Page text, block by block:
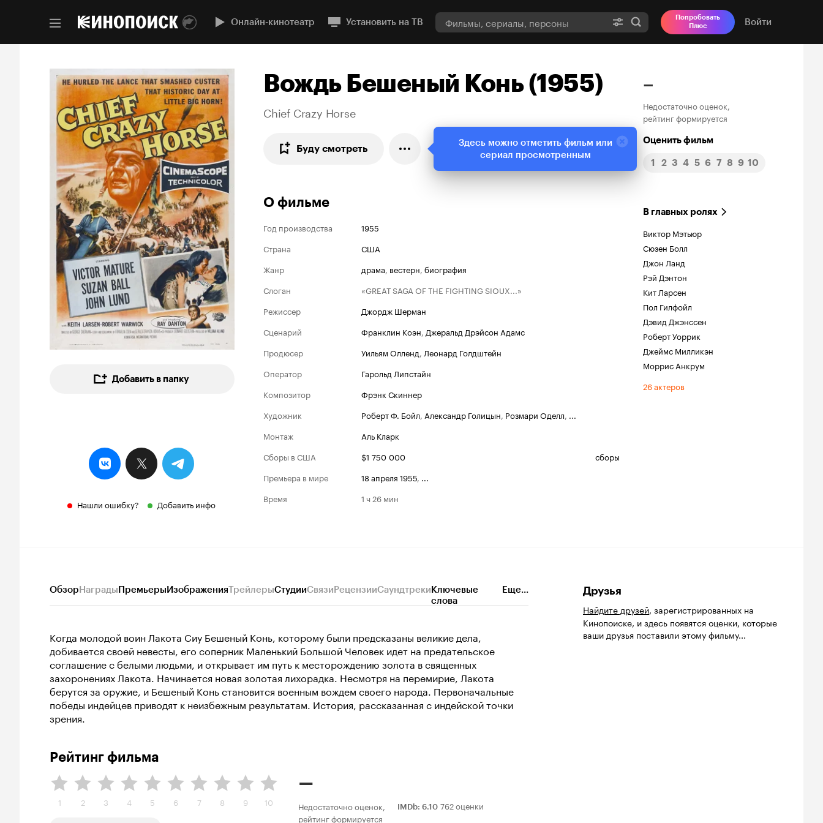
Онлайн-кинотеатр Установить на ТВ
Попробовать
Плюс
Войти
Добавить в папку
Нашли ошибку? Добавить инфо
Вождь Бешеный Конь (1955)
Chief Crazy Horse
Буду смотреть
–
Недостаточно оценок,
рейтинг формируется
Оценить фильм
1 2 3 4 5 6 7 8 9 10
О фильме
Год производства
1955
Страна
США
Жанр
драма, вестерн, биография
Слоган
«GREAT SAGA OF THE FIGHTING SIOUX...»
Режиссер
Джордж Шерман
Сценарий
Франклин Коэн, Джеральд Дрэйсон Адамс
Продюсер
Уильям Олленд, Леонард Голдштейн
Оператор
Гарольд Липстайн
Композитор
Фрэнк Скиннер
Художник
Роберт Ф. Бойл, Александр Голицын, Розмари Оделл, ...
Монтаж
Аль Кларк
Сборы в США
$1 750 000
сборы
Премьера в мире
18 апреля 1955, ...
Время
1 ч 26 мин
В главных ролях
Виктор Мэтьюр
Сюзен Болл
Джон Ланд
Рэй Дэнтон
Кит Ларсен
Пол Гилфойл
Дэвид Джэнссен
Роберт Уоррик
Джеймс Милликэн
Моррис Анкрум
26 актеров
ОбзорНаградыПремьерыИзображенияТрейлерыСтудииСвязиРецензииСаундтрекиКлючевые
слова
Еще...
Когда молодой воин Лакота Сиу Бешеный Конь, которому были предсказаны великие дела,
добивается своей невесты, его соперник Маленький Большой Человек идет на предательское
соглашение с белыми людьми, и открывает им путь к месторождению золота в священных
захоронениях Лакота. Начинается новая золотая лихорадка. Несмотря на перемирие, Лакота
берутся за оружие, и Бешеный Конь становится военным вождем своего народа. Первоначальные
победы индейцев приводят к неизбежным результатам. История, рассказанная с индейской точки
зрения.
Рейтинг фильма
1 2 3 4 5 6 7 8 9 10
–
Недостаточно оценок,
рейтинг формируется
IMDb: 6.10 762 оценки
Друзья
Найдите друзей, зарегистрированных на
Кинопоиске, и здесь появятся оценки, которые
ваши друзья поставили этому фильму...
Здесь можно отметить фильм или
сериал просмотренным